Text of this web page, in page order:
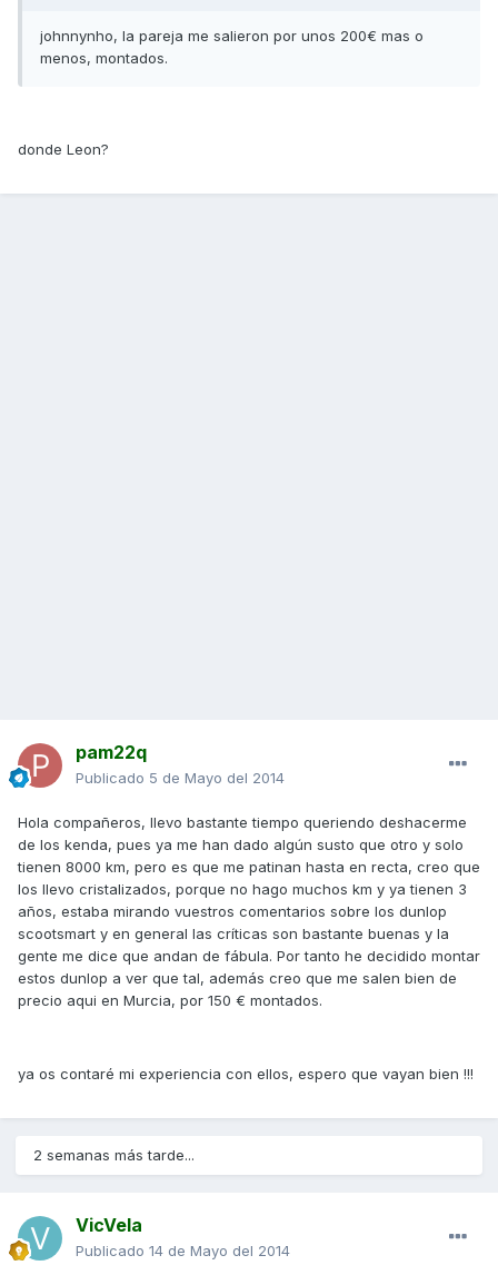
johnnynho, la pareja me salieron por unos 200€ mas o
menos, montados.
donde Leon?
pam22q
Publicado 5 de Mayo del 2014
Hola compañeros, llevo bastante tiempo queriendo deshacerme
de los kenda, pues ya me han dado algún susto que otro y solo
tienen 8000 km, pero es que me patinan hasta en recta, creo que
los llevo cristalizados, porque no hago muchos km y ya tienen 3
años, estaba mirando vuestros comentarios sobre los dunlop
scootsmart y en general las críticas son bastante buenas y la
gente me dice que andan de fábula. Por tanto he decidido montar
estos dunlop a ver que tal, además creo que me salen bien de
precio aqui en Murcia, por 150 € montados.
ya os contaré mi experiencia con ellos, espero que vayan bien !!!
2 semanas más tarde...
VicVela
Publicado 14 de Mayo del 2014